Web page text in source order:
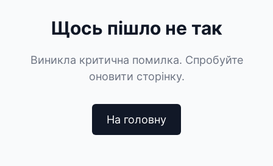
Щось пішло не так
Виникла критична помилка. Спробуйте
оновити сторінку.
На головну